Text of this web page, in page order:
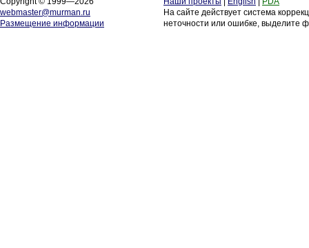
webmaster@murman.ru
Размещение информации
На сайте действует система
неточности или ошибке, выделите